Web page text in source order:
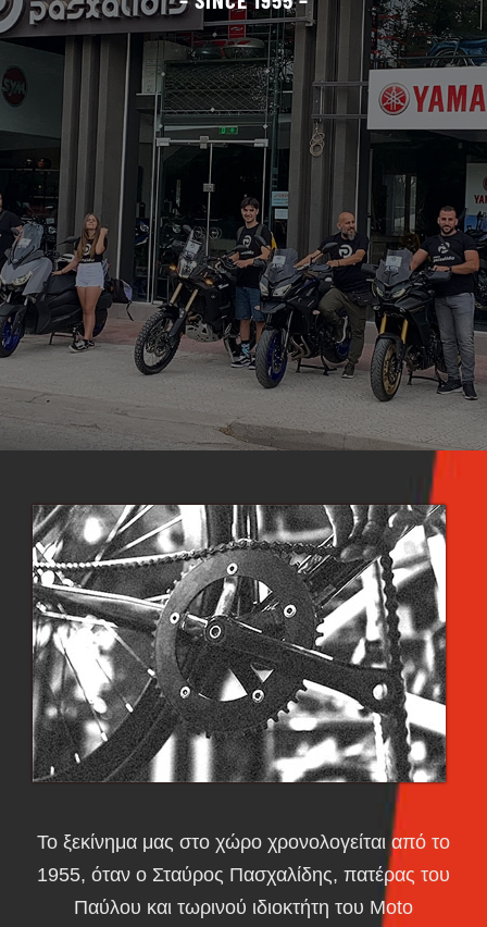
Μεταχειρισμένα
Αξεσουάρ
Ανταλλακτικά
ΑΝΑΖΉΤΗΣΗ
ΓΙΑ:
Το ξεκίνημα μας στο χώρο χρονολογείται από το
1955, όταν ο Σταύρος Πασχαλίδης, πατέρας του
Παύλου και τωρινού ιδιοκτήτη του Moto